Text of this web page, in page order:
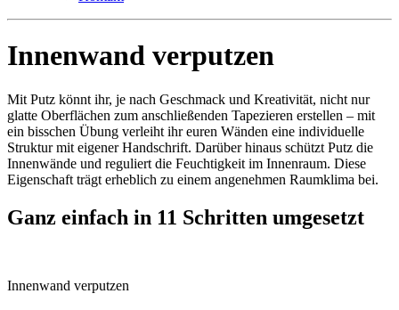
Innenwand verputzen
Mit Putz könnt ihr, je nach Geschmack und Kreativität, nicht nur
glatte Oberflächen zum anschließenden Tapezieren erstellen – mit
ein bisschen Übung verleiht ihr euren Wänden eine individuelle
Struktur mit eigener Handschrift. Darüber hinaus schützt Putz die
Innenwände und reguliert die Feuchtigkeit im Innenraum. Diese
Eigenschaft trägt erheblich zu einem angenehmen Raumklima bei.
Ganz einfach in 11 Schritten umgesetzt
Innenwand verputzen